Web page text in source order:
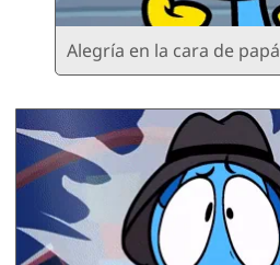
Alegría en la cara de papá